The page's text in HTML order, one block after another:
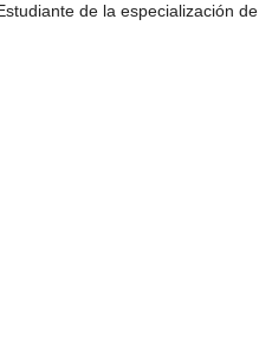
de la especialización de